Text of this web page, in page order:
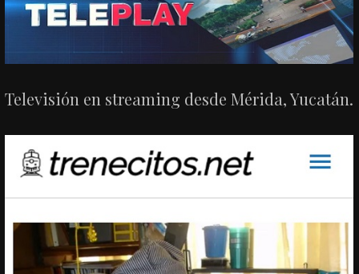
Televisión en streaming desde Mérida, Yucatán.